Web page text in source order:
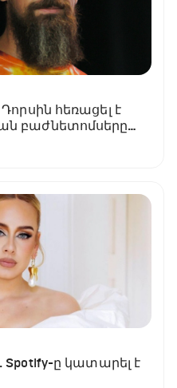
հեռացել է
բաժնետոմսերը
Spotify-ը կատարել է